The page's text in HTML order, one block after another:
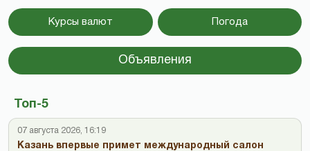
Курсы валют Погода
Объявления
Топ-5
07 августа 2026, 16:19
Казань впервые примет международный салон